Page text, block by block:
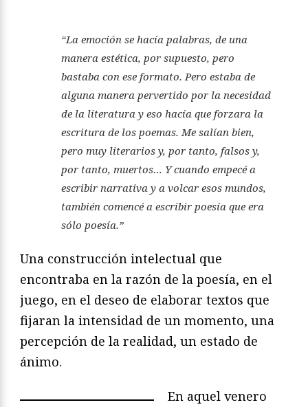
“La emoción se hacía palabras, de una
manera estética, por supuesto, pero
bastaba con ese formato. Pero estaba de
alguna manera pervertido por la necesidad
de la literatura y eso hacía que forzara la
escritura de los poemas. Me salían bien,
pero muy literarios y, por tanto, falsos y,
por tanto, muertos… Y cuando empecé a
escribir narrativa y a volcar esos mundos,
también comencé a escribir poesía que era
sólo poesía.”
Una construcción intelectual que
encontraba en la razón de la poesía, en el
juego, en el deseo de elaborar textos que
fijaran la intensidad de un momento, una
percepción de la realidad, un estado de
ánimo.
En aquel venero